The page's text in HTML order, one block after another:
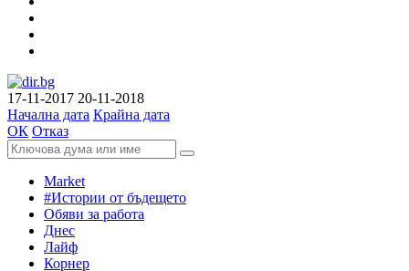
17-11-2017 20-11-2018
Начална дата Крайна дата
ОК Отказ
Market
#Истории от бъдещето
Обяви за работа
Днес
Лайф
Корнер